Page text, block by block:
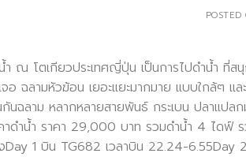
POSTED
ำ ณ โตเกียวประเทศญี่ปุ่น เป็นการไปดำน้ำ ที่ส
จอ ฉลามหัวฆ้อน เยอะแยะมากมาย แบบใกล้ๆ
กันฉลาม หลากหลายสายพันธ์ กระเบน ปลาแป
าดำน้ำ ราคา 29,000 บาท รวมดำน้ำ 4 ไดฟ์
Day 1 บิน TG682 เวลาบิน 22.24-6.55Day